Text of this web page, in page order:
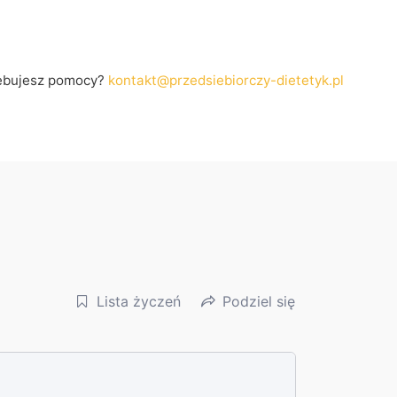
pomocy? kontakt@przedsiebiorczy-dietetyk.pl
Lista życzeń Podziel się